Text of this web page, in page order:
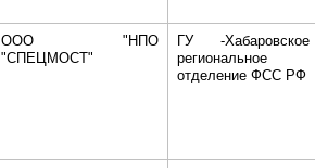
ООО "НПО
"СПЕЦМОСТ"
ГУ -Хабаровское
региональное
отделение ФСС РФ